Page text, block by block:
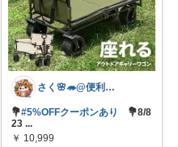
さく🌸🦔@便利でかわいいを探す旅
💐#5%OFFクーポンあり
💐8/8
23 ...
￥ 10,999